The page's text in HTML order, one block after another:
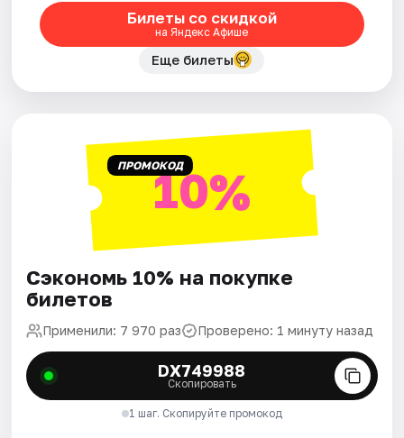
Билеты со скидкой
на Яндекс Афише
Еще билеты
ПРОМОКОД10%
Сэкономь 10% на покупке
билетов
Применили: 7 970 раз Проверено: 1 минуту назад
DX749988
Скопировать
1 шаг. Скопируйте промокод